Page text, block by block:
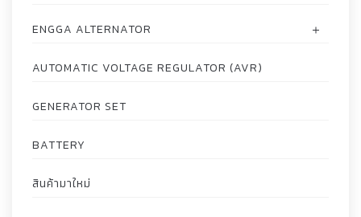
ENGGA ALTERNATOR
AUTOMATIC VOLTAGE REGULATOR (AVR)
GENERATOR SET
BATTERY
สินค้ามาใหม่